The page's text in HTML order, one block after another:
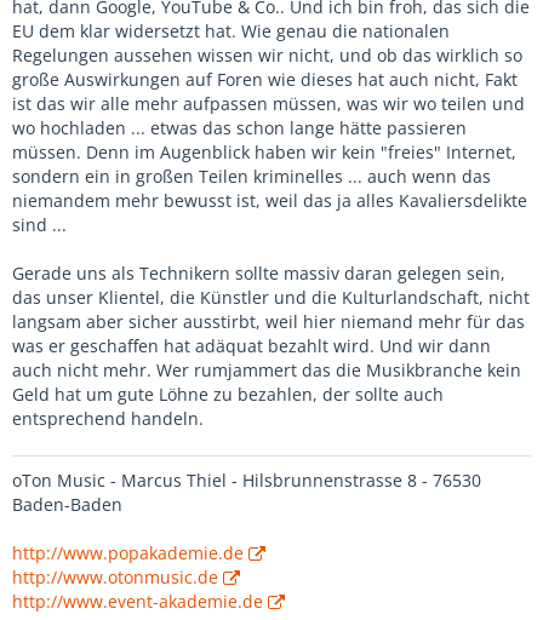
hat, dann Google, YouTube & Co.. Und ich bin froh, das sich die
EU dem klar widersetzt hat. Wie genau die nationalen
Regelungen aussehen wissen wir nicht, und ob das wirklich so
große Auswirkungen auf Foren wie dieses hat auch nicht, Fakt
ist das wir alle mehr aufpassen müssen, was wir wo teilen und
wo hochladen ... etwas das schon lange hätte passieren
müssen. Denn im Augenblick haben wir kein "freies" Internet,
sondern ein in großen Teilen kriminelles ... auch wenn das
niemandem mehr bewusst ist, weil das ja alles Kavaliersdelikte
sind ...
Gerade uns als Technikern sollte massiv daran gelegen sein,
das unser Klientel, die Künstler und die Kulturlandschaft, nicht
langsam aber sicher ausstirbt, weil hier niemand mehr für das
was er geschaffen hat adäquat bezahlt wird. Und wir dann
auch nicht mehr. Wer rumjammert das die Musikbranche kein
Geld hat um gute Löhne zu bezahlen, der sollte auch
entsprechend handeln.
oTon Music - Marcus Thiel - Hilsbrunnenstrasse 8 - 76530
Baden-Baden
http://www.popakademie.de
http://www.otonmusic.de
http://www.event-akademie.de